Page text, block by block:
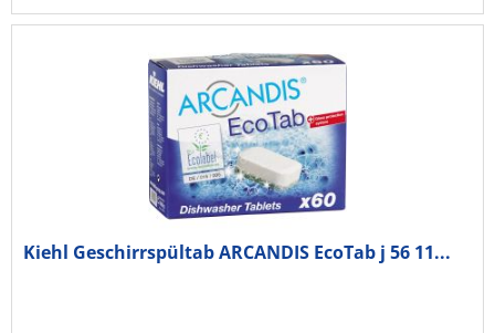
Kiehl Geschirrspültab ARCANDIS EcoTab j 56 11...